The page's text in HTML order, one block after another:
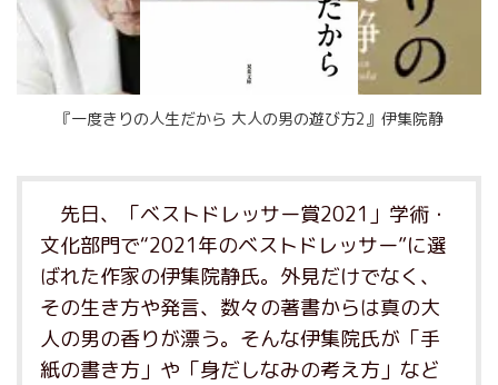
『一度きりの人生だから 大人の男の遊び方2』伊集院静
先日、「ベストドレッサー賞2021」学術・
文化部門で“2021年のベストドレッサー”に選
ばれた作家の伊集院静氏。外見だけでなく、
その生き方や発言、数々の著書からは真の大
人の男の香りが漂う。そんな伊集院氏が「手
紙の書き方」や「身だしなみの考え方」など